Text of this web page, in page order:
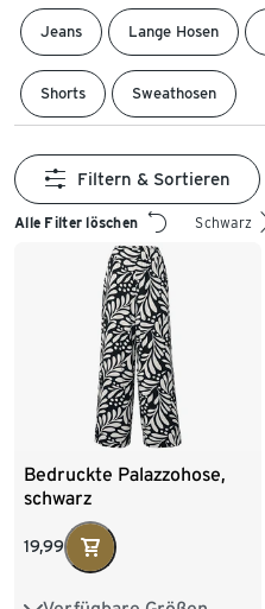
Jeans Lange Hosen
Shorts Sweathosen
Alle Filter löschen Schwarz
Filtern & Sortieren
Bedruckte Palazzohose,
schwarz
19,99